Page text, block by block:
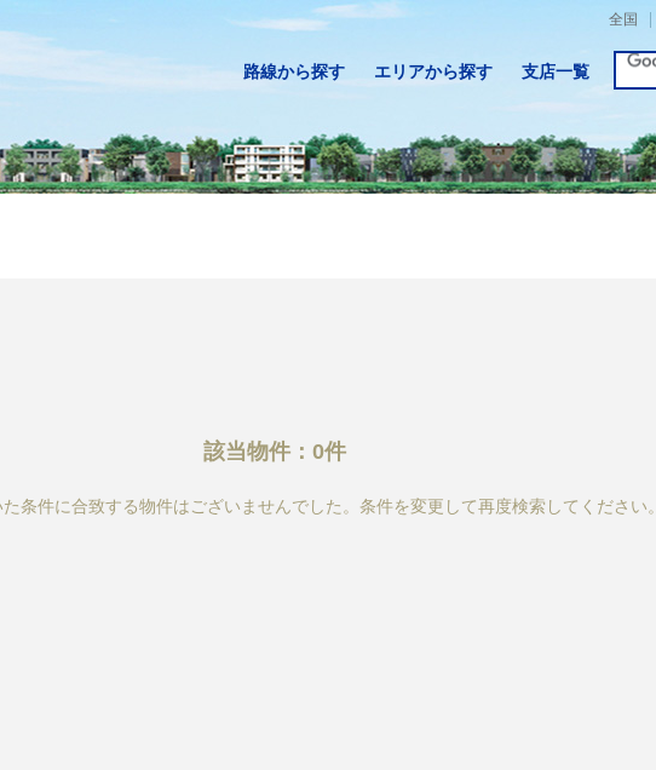
全国
路線から探す エリアから探す 支店一覧
該当物件：0件
た条件に合致する物件はございませんでした。条件を変更して再度検索してください。